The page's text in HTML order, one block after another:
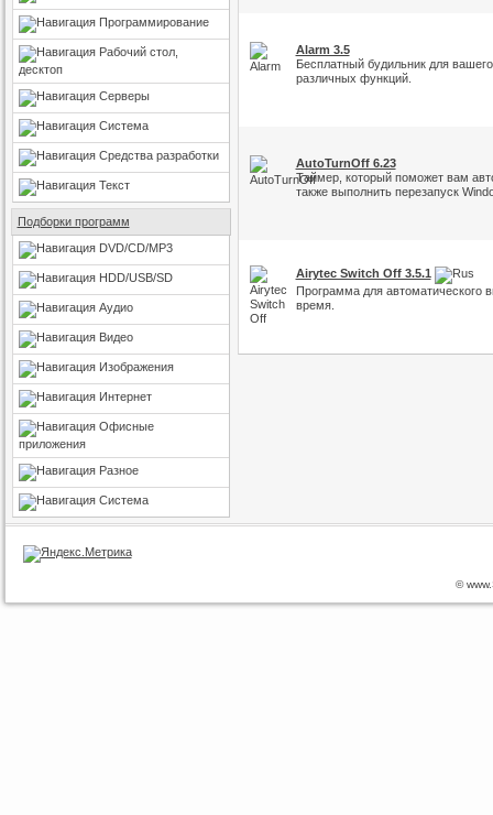
Программирование
Рабочий стол,
десктоп
Серверы
Система
Средства разработки
Текст
Подборки программ
DVD/CD/MP3
HDD/USB/SD
Аудио
Видео
Изображения
Интернет
Офисные
приложения
Разное
Система
Alarm 3.5
Бесплатный будильник для
различных функций.
AutoTurnOff 6.23
Таймер, который поможет вам
также выполнить перезапуск
Airytec Switch Off 3.5.1
Программа для автоматического
время.
©